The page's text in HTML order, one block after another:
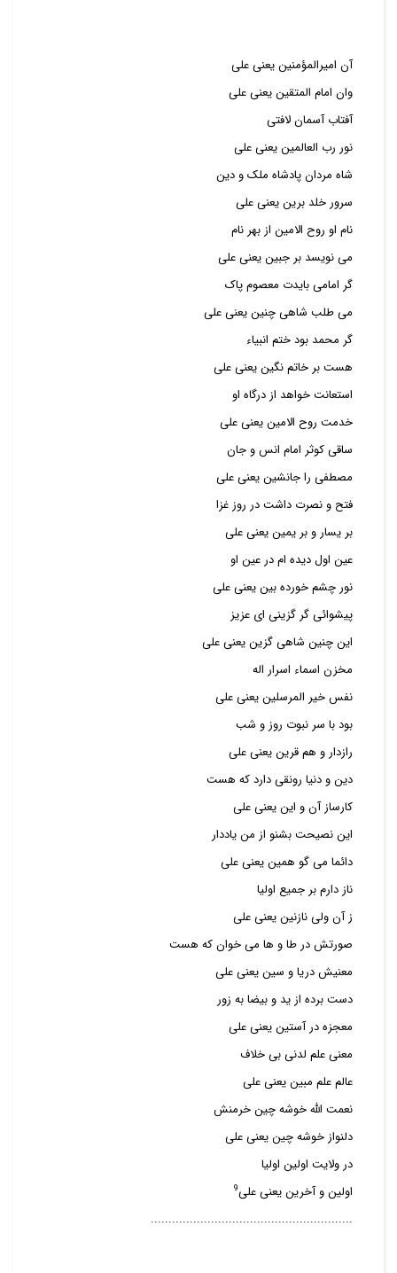
آن امیرالمؤمنین یعنی علی
وان امام المتقین یعنی علی
آفتاب آسمان لافتی
نور رب العالمین یعنی علی
شاه مردان پادشاه ملک و دین
سرور خلد برین یعنی علی
نام او روح الامین از بهر نام
می نویسد بر جبین یعنی علی
گر امامی بایدت معصوم پاک
می طلب شاهی چنین یعنی علی
گر محمد بود ختم انبیاء
هست بر خاتم نگین یعنی علی
استعانت خواهد از درگاه او
خدمت روح الامین یعنی علی
ساقی کوثر امام انس و جان
مصطفی را جانشین یعنی علی
فتح و نصرت داشت در روز غزا
بر یسار و بر یمین یعنی علی
عین اول دیده ام در عین او
نور چشم خورده بین یعنی علی
پیشوائی گر گزینی ای عزیز
این چنین شاهی گزین یعنی علی
مخزن اسماء اسرار اله
نفس خیر المرسلین یعنی علی
بود با سر نبوت روز و شب
رازدار و هم قرین یعنی علی
دین و دنیا رونقی دارد که هست
کارساز آن و این یعنی علی
این نصیحت بشنو از من یاددار
دائما می گو همین یعنی علی
ناز دارم بر جمیع اولیا
ز آن ولی نازنین یعنی علی
صورتش در طا و ها می خوان که هست
معنیش دریا و سین یعنی علی
دست برده از ید و بیضا به زور
معجزه در آستین یعنی علی
معنی علم لدنی بی خلاف
عالم علم مبین یعنی علی
نعمت الله خوشه چین خرمنش
دلنواز خوشه چین یعنی علی
در ولایت اولین اولیا
اولین و آخرین یعنی علی9
.........................................................